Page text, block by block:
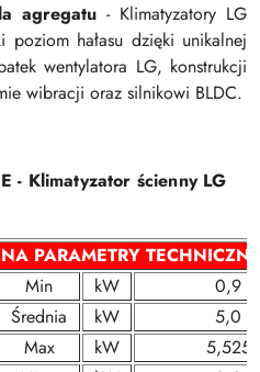
agregatu - Klimatyzatory LG
poziom hałasu dzięki unikalnej
wentylatora LG, konstrukcji
wibracji oraz silnikowi BLDC.
- Klimatyzator ścienny LG
PARAMETRY TECHNICZNE
Min kW
0,9
Średnia
kW
5,0
Max
kW
5,525